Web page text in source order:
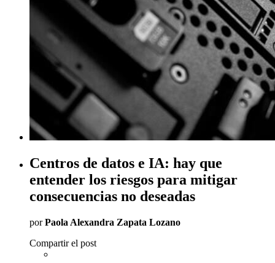
Centros de datos e IA: hay que
entender los riesgos para mitigar
consecuencias no deseadas
porPaola Alexandra Zapata Lozano
Compartir el post